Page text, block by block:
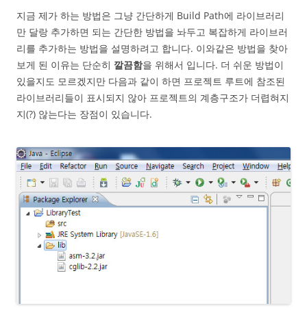
지금 제가 하는 방법은 그냥 간단하게 Build Path에 라이브러리
만 달랑 추가하면 되는 간단한 방법을 놔두고 복잡하게 라이브러
리를 추가하는 방법을 설명하려고 합니다. 이와같은 방법을 찾아
보게 된 이유는 단순히 깔끔함을 위해서 입니다. 더 쉬운 방법이
있을지도 모르겠지만 다음과 같이 하면 프로젝트 루트에 참조된
라이브러리들이 표시되지 않아 프로젝트의 계층구조가 더렵혀지
지(?) 않는다는 장점이 있습니다.